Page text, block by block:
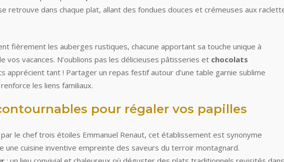
retrouve dans chaque plat, allant des fondues douces et crémeuses aux
fièrement les auberges rustiques, chacune apportant sa touche unique à
vos vacances. N’oublions pas les délicieuses pâtisseries et chocolats
apprécient tant ! Partager un repas festif autour d’une table garnie sublime
les liens familiaux.
pour régaler vos papilles
le chef trois étoiles Emmanuel Renaut, cet établissement est synonyme
une cuisine inventive empreinte des saveurs du terroir montagnard.